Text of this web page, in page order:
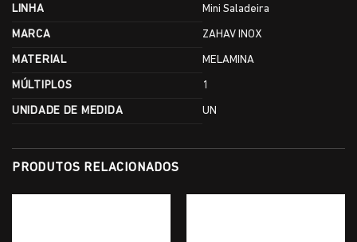
LINHA Mini Saladeira
MARCA ZAHAV INOX
MATERIAL MELAMINA
MÚLTIPLOS 1
UNIDADE DE MEDIDA UN
PRODUTOS RELACIONADOS